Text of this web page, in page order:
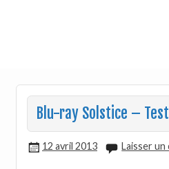
Blu-ray Solstice –
12 avril 2013 Laisser